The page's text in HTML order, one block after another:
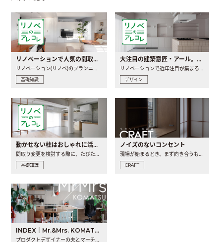
リノベーションで人気の間取りとは？トレンドの間取りと実例を徹底解説
基礎知識
大注目の建築意匠・アール。人気の理由と空間に取り入れるポイント
デザイン
動かせない柱はおしゃれに活用！柱を魅せるリノベーション(リノベ)4選
基礎知識
ノイズのないコンセント
CRAFT
INDEX｜Mr.&Mrs. KOMATSU renovation diary